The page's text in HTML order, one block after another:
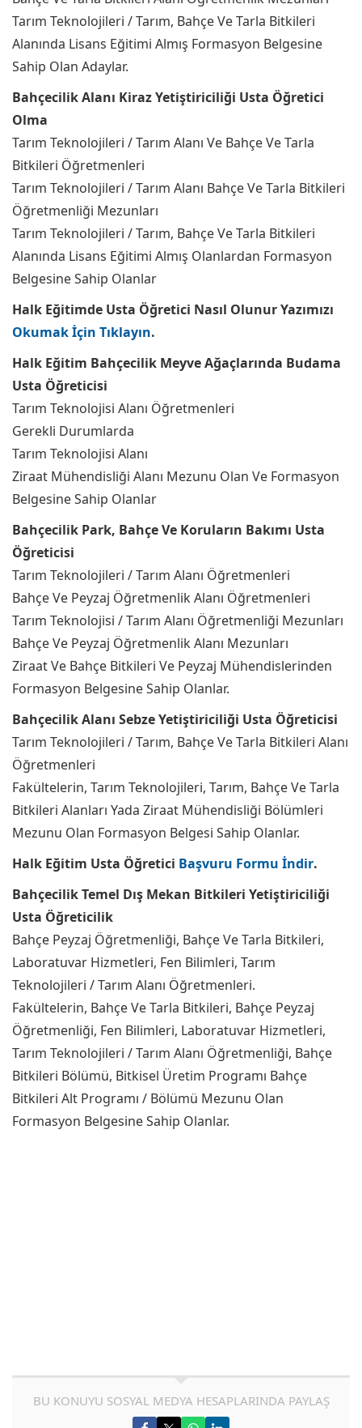
Tarım Teknolojileri / Tarım, Bahçe Ve Tarla Bitkileri
Alanında Lisans Eğitimi Almış Formasyon Belgesine
Sahip Olan Adaylar.
Bahçecilik Alanı Kiraz Yetiştiriciliği Usta Öğretici
Olma
Tarım Teknolojileri / Tarım Alanı Ve Bahçe Ve Tarla
Bitkileri Öğretmenleri
Tarım Teknolojileri / Tarım Alanı Bahçe Ve Tarla Bitkileri
Öğretmenliği Mezunları
Tarım Teknolojileri / Tarım, Bahçe Ve Tarla Bitkileri
Alanında Lisans Eğitimi Almış Olanlardan Formasyon
Belgesine Sahip Olanlar
Halk Eğitimde Usta Öğretici Nasıl Olunur Yazımızı
Okumak İçin Tıklayın.
Halk Eğitim Bahçecilik Meyve Ağaçlarında Budama
Usta Öğreticisi
Tarım Teknolojisi Alanı Öğretmenleri
Gerekli Durumlarda
Tarım Teknolojisi Alanı
Ziraat Mühendisliği Alanı Mezunu Olan Ve Formasyon
Belgesine Sahip Olanlar
Bahçecilik Park, Bahçe Ve Koruların Bakımı Usta
Öğreticisi
Tarım Teknolojileri / Tarım Alanı Öğretmenleri
Bahçe Ve Peyzaj Öğretmenlik Alanı Öğretmenleri
Tarım Teknolojisi / Tarım Alanı Öğretmenliği Mezunları
Bahçe Ve Peyzaj Öğretmenlik Alanı Mezunları
Ziraat Ve Bahçe Bitkileri Ve Peyzaj Mühendislerinden
Formasyon Belgesine Sahip Olanlar.
Bahçecilik Alanı Sebze Yetiştiriciliği Usta Öğreticisi
Tarım Teknolojileri / Tarım, Bahçe Ve Tarla Bitkileri Alanı
Öğretmenleri
Fakültelerin, Tarım Teknolojileri, Tarım, Bahçe Ve Tarla
Bitkileri Alanları Yada Ziraat Mühendisliği Bölümleri
Mezunu Olan Formasyon Belgesi Sahip Olanlar.
Halk Eğitim Usta Öğretici Başvuru Formu İndir.
Bahçecilik Temel Dış Mekan Bitkileri Yetiştiriciliği
Usta Öğreticilik
Bahçe Peyzaj Öğretmenliği, Bahçe Ve Tarla Bitkileri,
Laboratuvar Hizmetleri, Fen Bilimleri, Tarım
Teknolojileri / Tarım Alanı Öğretmenleri.
Fakültelerin, Bahçe Ve Tarla Bitkileri, Bahçe Peyzaj
Öğretmenliği, Fen Bilimleri, Laboratuvar Hizmetleri,
Tarım Teknolojileri / Tarım Alanı Öğretmenliği, Bahçe
Bitkileri Bölümü, Bitkisel Üretim Programı Bahçe
Bitkileri Alt Programı / Bölümü Mezunu Olan
Formasyon Belgesine Sahip Olanlar.
BU KONUYU SOSYAL MEDYA HESAPLARINDA PAYLAŞ